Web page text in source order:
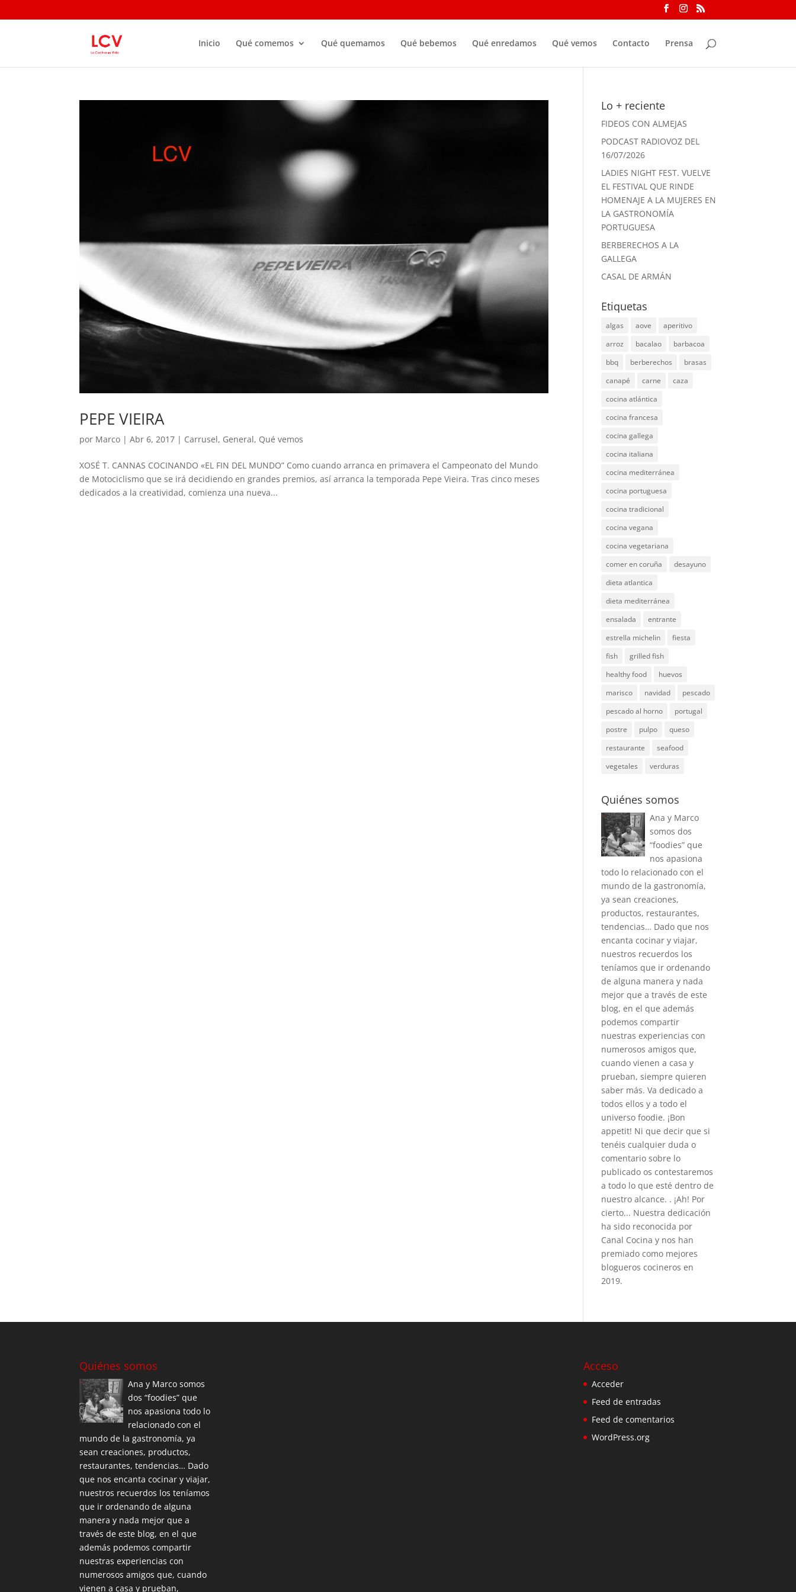
Inicio Qué comemos Qué quemamos Qué bebemos Qué enredamos Qué vemos Contacto Prensa
PEPE VIEIRA
por Marco |Abr 6, 2017 | Carrusel, General, Qué vemos
XOSÉ T. CANNAS COCINANDO «EL FIN DEL MUNDO” Como cuando arranca en primavera el Campeonato del Mundo
de Motociclismo que se irá decidiendo en grandes premios, así arranca la temporada Pepe Vieira. Tras cinco meses
dedicados a la creatividad, comienza una nueva...
Lo + reciente
FIDEOS CON ALMEJAS
PODCAST RADIOVOZ DEL
16/07/2026
LADIES NIGHT FEST. VUELVE
EL FESTIVAL QUE RINDE
HOMENAJE A LA MUJERES EN
LA GASTRONOMÍA
PORTUGUESA
BERBERECHOS A LA
GALLEGA
CASAL DE ARMÁN
Etiquetas
algas aove
aperitivo
arroz
bacalao
barbacoa
bbq
berberechos
brasas
canapé
carne
caza
cocina atlántica
cocina francesa
cocina gallega
cocina italiana
cocina mediterránea
cocina portuguesa
cocina tradicional
cocina vegana
cocina vegetariana
comer en coruña
desayuno
dieta atlantica
dieta mediterránea
ensalada
entrante
estrella michelin
fiesta
fish
grilled fish
healthy food
huevos
marisco
navidad
pescado
pescado al horno
portugal
postre
pulpo
queso
restaurante
seafood
vegetales
verduras
Quiénes somos
Ana y Marco
somos dos
“foodies” que
nos apasiona
todo lo relacionado con el
mundo de la gastronomía,
ya sean creaciones,
productos, restaurantes,
tendencias… Dado que nos
encanta cocinar y viajar,
nuestros recuerdos los
teníamos que ir ordenando
de alguna manera y nada
mejor que a través de este
blog, en el que además
podemos compartir
nuestras experiencias con
numerosos amigos que,
cuando vienen a casa y
prueban, siempre quieren
saber más. Va dedicado a
todos ellos y a todo el
universo foodie. ¡Bon
appetit! Ni que decir que si
tenéis cualquier duda o
comentario sobre lo
publicado os contestaremos
a todo lo que esté dentro de
nuestro alcance. . ¡Ah! Por
cierto... Nuestra dedicación
ha sido reconocida por
Canal Cocina y nos han
premiado como mejores
blogueros cocineros en
2019.
Quiénes somos
Ana y Marco somos
dos “foodies” que
nos apasiona todo lo
relacionado con el
mundo de la gastronomía, ya
sean creaciones, productos,
restaurantes, tendencias… Dado
que nos encanta cocinar y viajar,
nuestros recuerdos los teníamos
que ir ordenando de alguna
manera y nada mejor que a
través de este blog, en el que
además podemos compartir
nuestras experiencias con
numerosos amigos que, cuando
vienen a casa y prueban,
Acceso
Acceder
Feed de entradas
Feed de comentarios
WordPress.org